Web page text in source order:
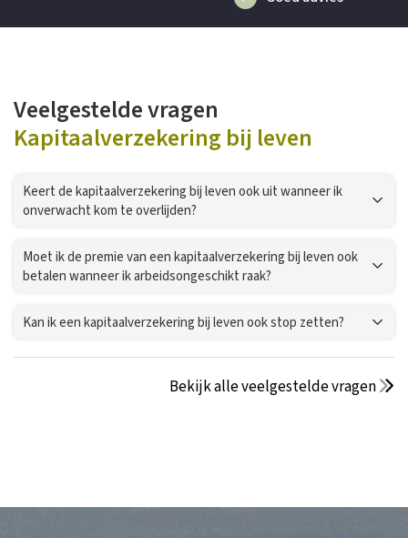
Veelgestelde vragen
Kapitaalverzekering bij leven
Keert de kapitaalverzekering bij leven ook uit wanneer ik
onverwacht kom te overlijden?
Moet ik de premie van een kapitaalverzekering bij leven ook
betalen wanneer ik arbeidsongeschikt raak?
Kan ik een kapitaalverzekering bij leven ook stop zetten?
Bekijk alle veelgestelde vragen